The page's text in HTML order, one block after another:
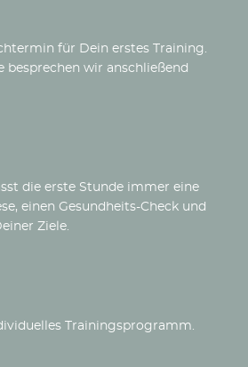
für Dein erstes Training.
besprechen wir anschließend
die erste Stunde immer eine
einen Gesundheits-Check und
Ziele.
Trainingsprogramm.